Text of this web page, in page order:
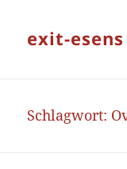
exit-esens
Schlagwort: